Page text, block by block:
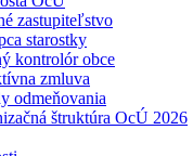
zastupiteľstvo
starostky
kontrolór obce
zmluva
odmeňovania
štruktúra OcÚ 2026